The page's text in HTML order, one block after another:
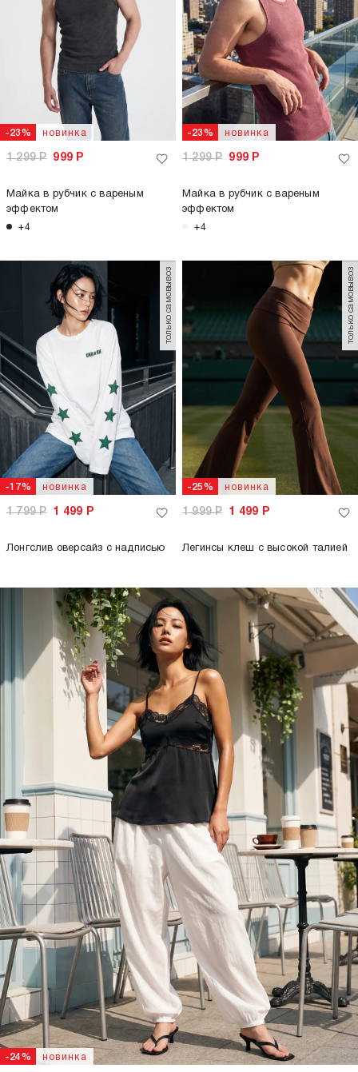
-23% новинка
1 299Р 999 Р
Майка в рубчик с вареным
эффектом
+4
-23% новинка
1 299Р 999 Р
Майка в рубчик с вареным
эффектом
+4
-17% новинка
только самовывоз
1 799Р 1 499 Р
Лонгслив оверсайз с надписью
-25% новинка
только самовывоз
1 999Р 1 499 Р
Легинсы клеш с высокой талией
-24% новинка